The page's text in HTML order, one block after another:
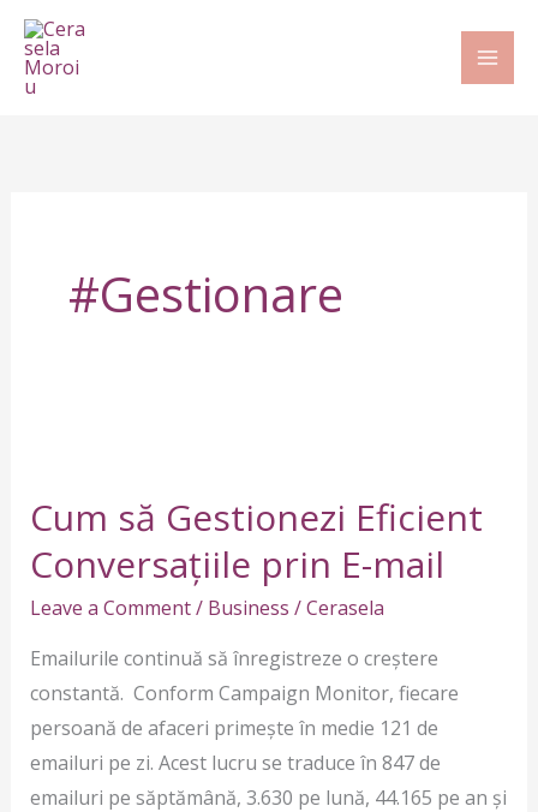
Skip
content
#gestionare
Cum să Gestionezi Eficient
Conversațiile prin E-mail
Leave a Comment/ Business /Cerasela
Emailurile continuă să înregistreze o creștere
constantă. Conform Campaign Monitor, fiecare
persoană de afaceri primește în medie 121 de
emailuri pe zi. Acest lucru se traduce în 847 de
emailuri pe săptămână, 3.630 pe lună, 44.165 pe an și
Gestionezi
Eficient
Conversațiile
prin
E-
mail